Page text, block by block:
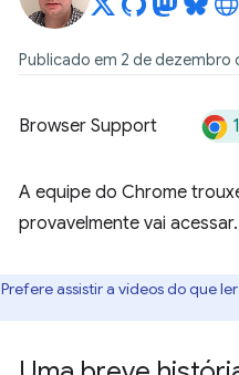
Publicado em 2 de dezembro
Browser Support
A equipe do Chrome
provavelmente vai acessar.
Prefere assistir a vídeos do que